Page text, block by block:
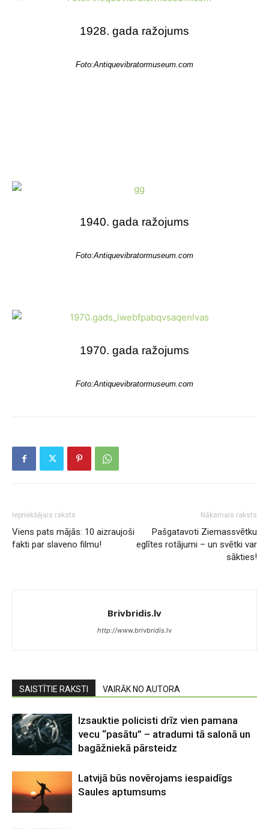
1928. gada ražojums
Foto:Antiquevibratormuseum.com
1940. gada ražojums
Foto:Antiquevibratormuseum.com
1970. gada ražojums
Foto:Antiquevibratormuseum.com
Iepriekšējais raksts
Viens pats mājās: 10 aizraujoši
fakti par slaveno filmu!
Nākamais raksts
Pašgatavoti Ziemassvētku
eglītes rotājumi – un svētki var
sākties!
Brivbridis.lv
http://www.brivbridis.lv
SAISTĪTIE RAKSTI VAIRĀK NO AUTORA
Izsauktie policisti drīz vien pamana
vecu “pasātu” – atradumi tā salonā un
bagāžniekā pārsteidz
Latvijā būs novērojams iespaidīgs
Saules aptumsums